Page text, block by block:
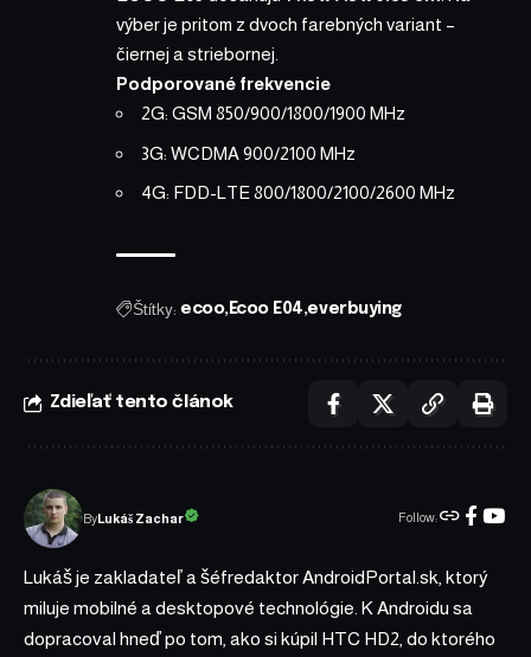
výber je pritom z dvoch farebných variant –
čiernej a striebornej.
Podporované frekvencie
2G: GSM 850/900/1800/1900 MHz
3G: WCDMA 900/2100 MHz
4G: FDD-LTE 800/1800/2100/2600 MHz
Štítky: ecoo Ecoo E04 everbuying
Zdieľať tento článok
ByLukáš Zachar Follow:
Lukáš je zakladateľ a šéfredaktor AndroidPortal.sk, ktorý
miluje mobilné a desktopové technológie. K Androidu sa
dopracoval hneď po tom, ako si kúpil HTC HD2, do ktorého